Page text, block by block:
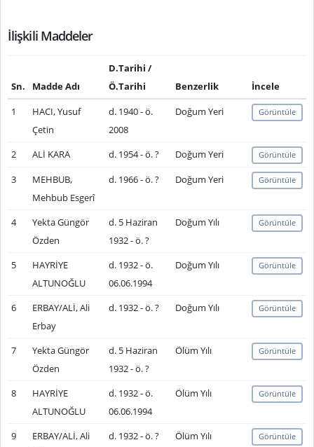
İlişkili Maddeler
Sn. Madde Adı
D.Tarihi /
Ö.Tarihi
Benzerlik
İncele
1
HACI, Yusuf
Çetin
d. 1940 - ö.
2008
Doğum Yeri Görüntüle
2 ALİ KARA d. 1954 - ö. ? Doğum Yeri Görüntüle
3
MEHBUB,
Mehbub Esgerî
d. 1966 - ö. ? Doğum Yeri Görüntüle
4
Yekta Güngör
Özden
d. 5 Haziran
1932 - ö. ?
Doğum Yılı Görüntüle
5
HAYRİYE
ALTUNOĞLU
d. 1932 - ö.
06.06.1994
Doğum Yılı Görüntüle
6
ERBAY/ALİ, Ali
Erbay
d. 1932 - ö. ? Doğum Yılı Görüntüle
7
Yekta Güngör
Özden
d. 5 Haziran
1932 - ö. ?
Ölüm Yılı Görüntüle
8
HAYRİYE
ALTUNOĞLU
d. 1932 - ö.
06.06.1994
Ölüm Yılı Görüntüle
9
ERBAY/ALİ, Ali
d. 1932 - ö. ? Ölüm Yılı Görüntüle